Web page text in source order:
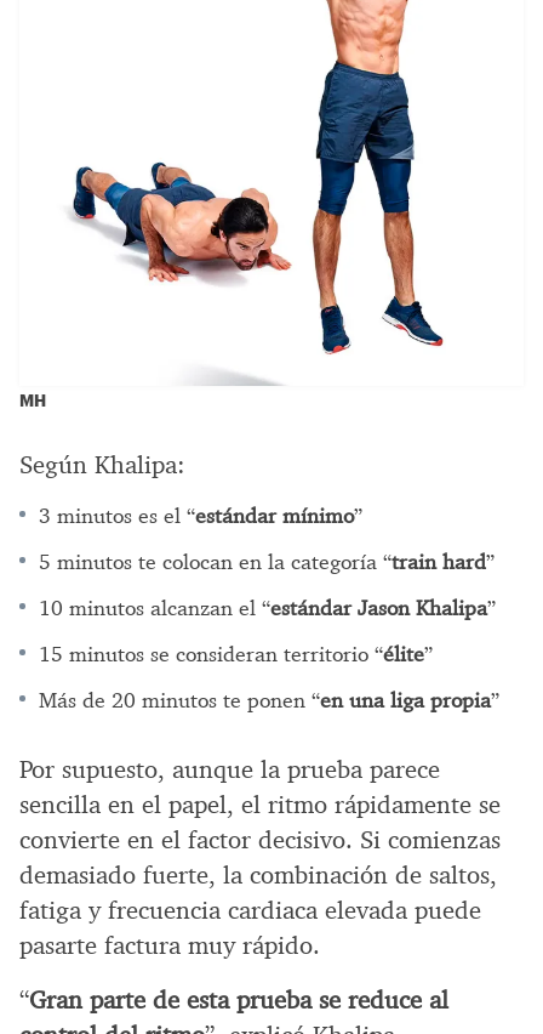
MH
Según Khalipa:
3 minutos es el “estándar mínimo”
5 minutos te colocan en la categoría “train hard”
10 minutos alcanzan el “estándar Jason Khalipa”
15 minutos se consideran territorio “élite”
Más de 20 minutos te ponen “en una liga propia”
Por supuesto, aunque la prueba parece
sencilla en el papel, el ritmo rápidamente se
convierte en el factor decisivo. Si comienzas
demasiado fuerte, la combinación de saltos,
fatiga y frecuencia cardiaca elevada puede
pasarte factura muy rápido.
“Gran parte de esta prueba se reduce al